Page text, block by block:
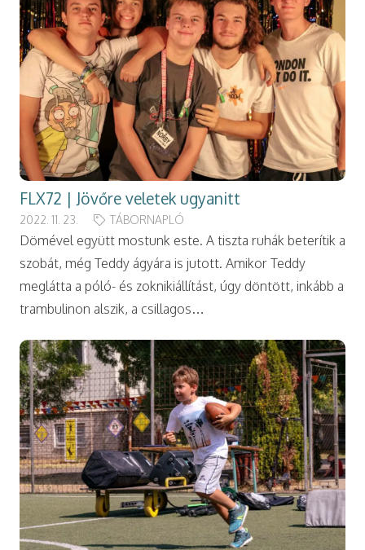
FLX72 | Jövőre veletek ugyanitt
2022. 11. 23. TÁBORNAPLÓ
Dömével együtt mostunk este. A tiszta ruhák beterítik a
szobát, még Teddy ágyára is jutott. Amikor Teddy
meglátta a póló- és zoknikiállítást, úgy döntött, inkább a
trambulinon alszik, a csillagos…